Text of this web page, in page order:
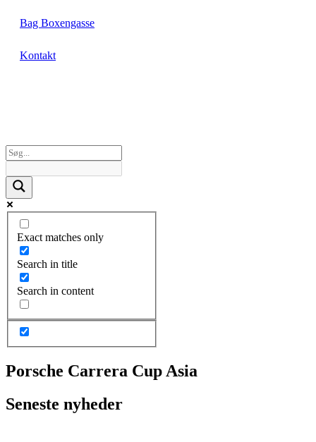
Bag Boxengasse
Kontakt
Exact matches only
Search in title
Search in content
Porsche Carrera Cup Asia
Seneste nyheder